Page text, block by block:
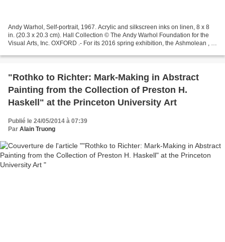
Andy Warhol, Self-portrait, 1967. Acrylic and silkscreen inks on linen, 8 x 8
in. (20.3 x 20.3 cm). Hall Collection © The Andy Warhol Foundation for the
Visual Arts, Inc. OXFORD .- For its 2016 spring exhibition, the Ashmolean , in
"Rothko to Richter: Mark-Making in Abstract
Painting from the Collection of Preston H.
Haskell" at the Princeton University Art
Publié le 24/05/2014 à 07:39
Par Alain Truong